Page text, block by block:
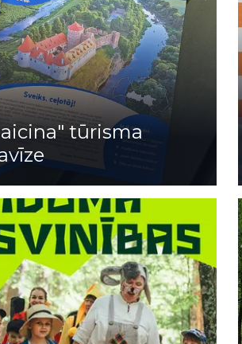
tūrisma